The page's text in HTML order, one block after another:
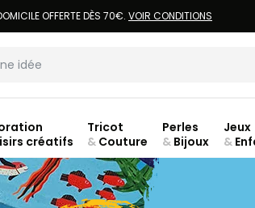
OFFERTE DÈS 70€. VOIR CONDITIONS
créatifs
Tricot
& Couture
Perles
& Bijoux
Jeux
&